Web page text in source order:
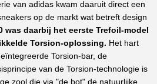
van adidas kwam daaruit direct een
op de markt wat betreft design
was daarbij het eerste Trefoil-model
Torsion-oplossing. Het hart
Torsion-bar, de
van de Torsion-technologie is
zool die via "de bot" de natuurlijke